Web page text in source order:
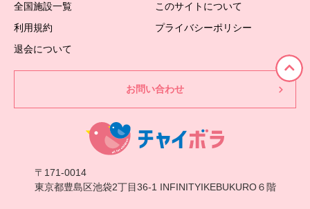
全国施設一覧
このサイトについて
利用規約
プライバシーポリシー
退会について
お問い合わせ
〒171-0014
東京都豊島区池袋2丁目36-1 INFINITYIKEBUKURO６階